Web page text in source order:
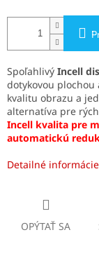
Spoľahlivý Incell
dotykovou
kvalitu obrazu a
alternatíva pre
Incell kvalita pre
automatickú
Detailné informácie
OPÝTAŤ SA